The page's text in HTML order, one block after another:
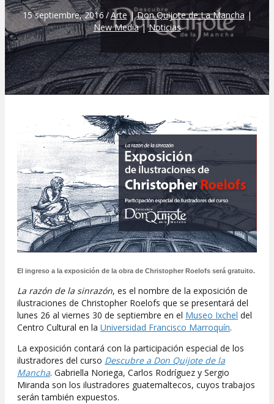
15 septiembre, 2016 /Arte|Don Quijote de La Mancha |
New Media|Noticias
El ingreso a la exposición de la obra de Christopher Roelofs será gratuito.
La razón de la sinrazón, es el nombre de la exposición de
ilustraciones de Christopher Roelofs que se presentará del
lunes 26 al viernes 30 de septiembre en el Museo Ixchel del
Centro Cultural en la Universidad Francisco Marroquín.
La exposición contará con la participación especial de los
ilustradores del curso Descubre a Don Quijote de la
Mancha. Gabriella Noriega, Carlos Rodríguez y Sergio
Miranda son los ilustradores guatemaltecos, cuyos trabajos
serán también expuestos.